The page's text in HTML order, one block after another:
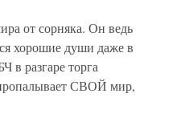
от сорняка. Он ведь
хорошие души даже в
в разгаре торга
СВОЙ мир,